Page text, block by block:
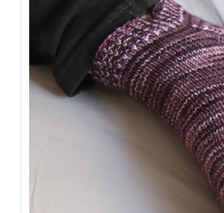
{Tricot} Le défi 2026 :
Je tricote mes
socquettes
C’est la 4ème année
consécutive que
j’organise un défi de…